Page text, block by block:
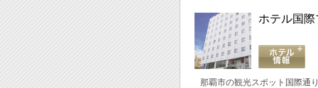
ホテル国際
那覇市の観光スポット国際通